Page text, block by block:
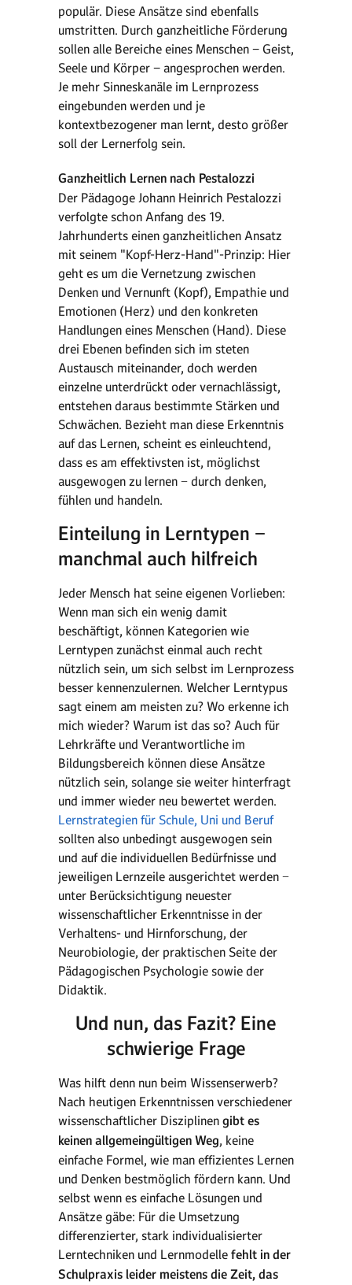
populär. Diese Ansätze sind ebenfalls
umstritten. Durch ganzheitliche Förderung
sollen alle Bereiche eines Menschen − Geist,
Seele und Körper − angesprochen werden.
Je mehr Sinneskanäle im Lernprozess
eingebunden werden und je
kontextbezogener man lernt, desto größer
soll der Lernerfolg sein.
Ganzheitlich Lernen nach Pestalozzi
Der Pädagoge Johann Heinrich Pestalozzi
verfolgte schon Anfang des 19.
Jahrhunderts einen ganzheitlichen Ansatz
mit seinem "Kopf-Herz-Hand"-Prinzip: Hier
geht es um die Vernetzung zwischen
Denken und Vernunft (Kopf), Empathie und
Emotionen (Herz) und den konkreten
Handlungen eines Menschen (Hand). Diese
drei Ebenen befinden sich im steten
Austausch miteinander, doch werden
einzelne unterdrückt oder vernachlässigt,
entstehen daraus bestimmte Stärken und
Schwächen. Bezieht man diese Erkenntnis
auf das Lernen, scheint es einleuchtend,
dass es am effektivsten ist, möglichst
ausgewogen zu lernen − durch denken,
fühlen und handeln.
Einteilung in Lerntypen −
manchmal auch hilfreich
Jeder Mensch hat seine eigenen Vorlieben:
Wenn man sich ein wenig damit
beschäftigt, können Kategorien wie
Lerntypen zunächst einmal auch recht
nützlich sein, um sich selbst im Lernprozess
besser kennenzulernen. Welcher Lerntypus
sagt einem am meisten zu? Wo erkenne ich
mich wieder? Warum ist das so? Auch für
Lehrkräfte und Verantwortliche im
Bildungsbereich können diese Ansätze
nützlich sein, solange sie weiter hinterfragt
und immer wieder neu bewertet werden.
Lernstrategien für Schule, Uni und Beruf
sollten also unbedingt ausgewogen sein
und auf die individuellen Bedürfnisse und
jeweiligen Lernzeile ausgerichtet werden −
unter Berücksichtigung neuester
wissenschaftlicher Erkenntnisse in der
Verhaltens- und Hirnforschung, der
Neurobiologie, der praktischen Seite der
Pädagogischen Psychologie sowie der
Didaktik.
Und nun, das Fazit? Eine
schwierige Frage
Was hilft denn nun beim Wissenserwerb?
Nach heutigen Erkenntnissen verschiedener
wissenschaftlicher Disziplinen gibt es
keinen allgemeingültigen Weg, keine
einfache Formel, wie man effizientes Lernen
und Denken bestmöglich fördern kann. Und
selbst wenn es einfache Lösungen und
Ansätze gäbe: Für die Umsetzung
differenzierter, stark individualisierter
Lerntechniken und Lernmodelle fehlt in der
Schulpraxis leider meistens die Zeit, das